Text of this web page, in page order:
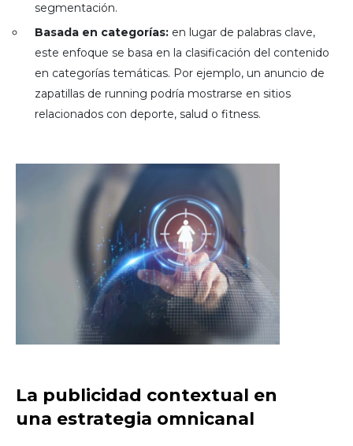
segmentación.
Basada en categorías: en lugar de palabras clave,
este enfoque se basa en la clasificación del contenido
en categorías temáticas. Por ejemplo, un anuncio de
zapatillas de running podría mostrarse en sitios
relacionados con deporte, salud o fitness.
La publicidad contextual en
una estrategia omnicanal